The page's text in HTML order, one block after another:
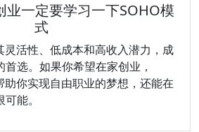
业一定要学习一下SOHO模
式
灵活性、低成本和高收入潜力，成
选。如果你希望在家创业，
你实现自由职业的梦想，还能在
能。